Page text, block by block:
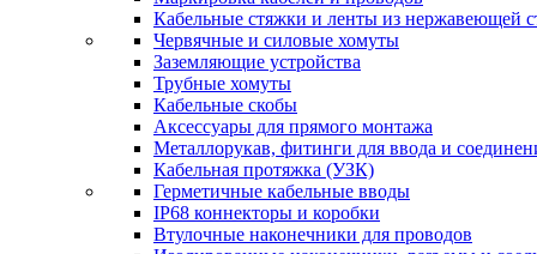
Кабельные стяжки и ленты из нержавеющей
Червячные и силовые хомуты
Заземляющие устройства
Трубные хомуты
Кабельные скобы
Аксессуары для прямого монтажа
Металлорукав, фитинги для ввода и
Кабельная протяжка (УЗК)
Герметичные кабельные вводы
IP68 коннекторы и коробки
Втулочные наконечники для проводов